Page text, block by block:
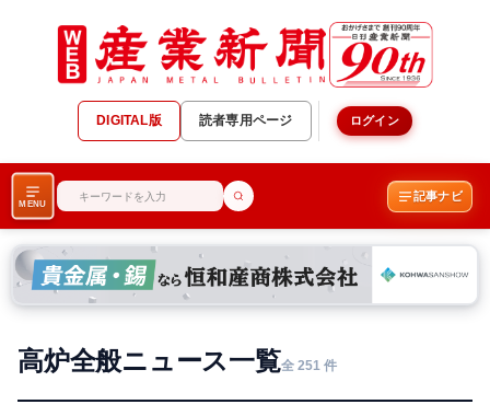
DIGITAL版 読者専用ページ ログイン
MENU
記事ナビ
高炉全般ニュース一覧全 251 件